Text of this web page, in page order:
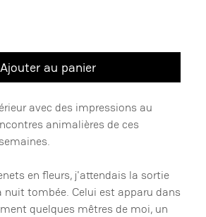
Ajouter au panier
avec des impressions au
animalières de ces
en fleurs, j'attendais la sortie
nuit tombée. Celui est apparu dans
quelques mêtres de moi, un